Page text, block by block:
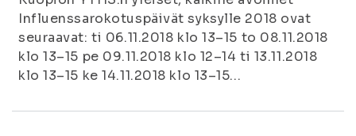
Influenssarokotuspäivät syksylle 2018 ovat
seuraavat: ti 06.11.2018 klo 13–15 to 08.11.2018
klo 13–15 pe 09.11.2018 klo 12–14 ti 13.11.2018
klo 13–15 ke 14.11.2018 klo 13–15...